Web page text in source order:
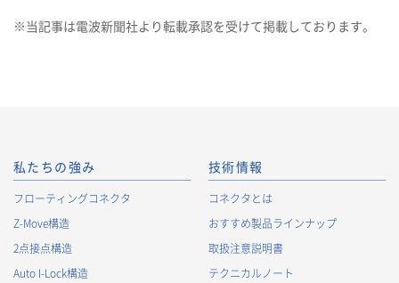
※当記事は電波新聞社より転載承認を受けて掲載しております。
私たちの強み
フローティングコネクタ
Z-Move構造
2点接点構造
Auto I-Lock構造
技術情報
コネクタとは
おすすめ製品ラインナップ
取扱注意説明書
テクニカルノート